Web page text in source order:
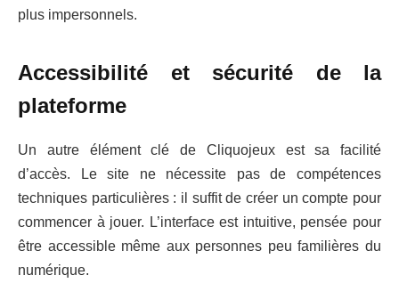
plus impersonnels.
Accessibilité et sécurité de la
plateforme
Un autre élément clé de Cliquojeux est sa facilité
d’accès. Le site ne nécessite pas de compétences
techniques particulières : il suffit de créer un compte pour
commencer à jouer. L’interface est intuitive, pensée pour
être accessible même aux personnes peu familières du
numérique.